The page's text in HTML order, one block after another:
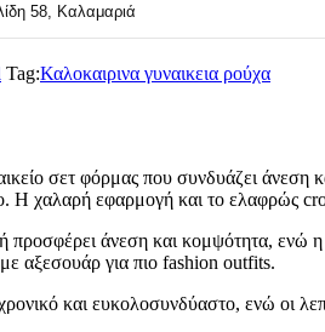
58, Καλαμαριά
Tag:Καλοκαιρινα γυναικεια ρούχα
σετ φόρμας που συνδυάζει άνεση
Η χαλαρή εφαρμογή και το ελαφρώς
άνεση και κομψότητα, ενώ η
αξεσουάρ για πιο fashion outfits.
και ευκολοσυνδύαστο, ενώ οι